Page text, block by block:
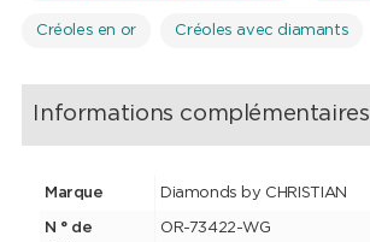
Créoles en or Créoles avec diamants
Informations complémentaires
Marque Diamonds by CHRISTIAN
N ° de
OR-73422-WG